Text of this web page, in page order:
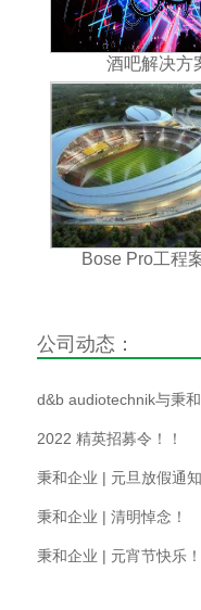
酒吧解决方
Bose Pro工程
公司动态：
d&b audiotechnik与秉
2022 精英招募令！！
秉和企业 | 元旦放假通
秉和企业 | 清明悼念！
秉和企业 | 元宵节快乐！